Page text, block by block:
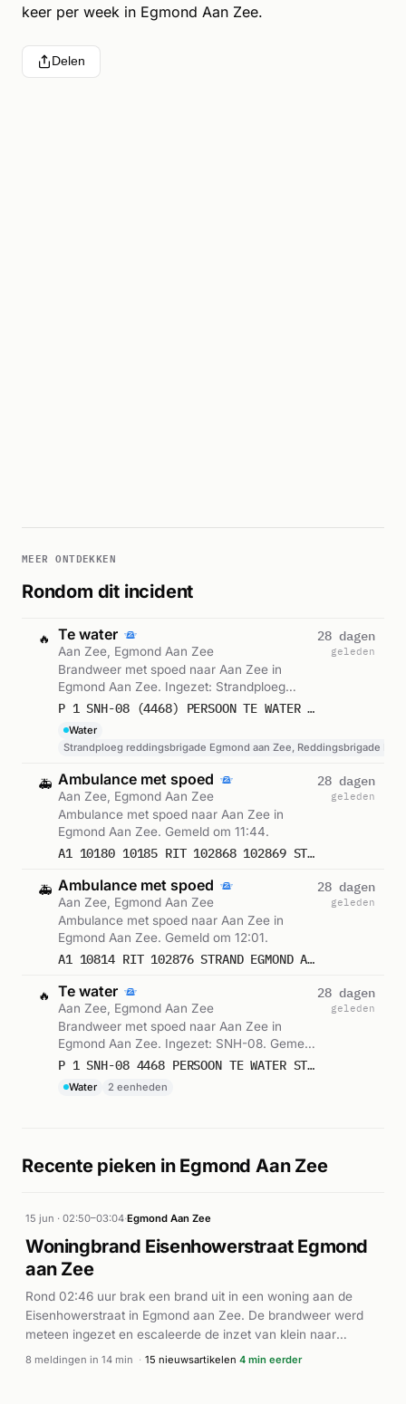
keer per week in Egmond Aan Zee.
Delen
MEER ONTDEKKEN
Rondom dit incident
🔥 Te water
Aan Zee, Egmond Aan Zee
Brandweer met spoed naar Aan Zee in
Egmond Aan Zee. Ingezet: Strandploeg
reddingsbrigade Egmond aan Zee,
reddingsbrigade Egmond aan Zee. Gemeld
om 11:43.
P 1 SNH-08 (4468) PERSOON TE WATER STRAND EGMOND AAN ZEE EGMOND AAN ZEE 362400 362410
Water
Strandploeg reddingsbrigade Egmond aan Zee, Reddingsbrigade
28 dagen
geleden
🚑 Ambulance met spoed
Aan Zee, Egmond Aan Zee
Ambulance met spoed naar Aan Zee in
Egmond Aan Zee. Gemeld om 11:44.
A1 10180 10185 RIT 102868 102869 STRAND EGMOND AAN ZEE EGMOND AAN ZEE
28 dagen
geleden
🚑 Ambulance met spoed
Aan Zee, Egmond Aan Zee
Ambulance met spoed naar Aan Zee in
Egmond Aan Zee. Gemeld om 12:01.
A1 10814 RIT 102876 STRAND EGMOND AAN ZEE EGMOND AAN ZEE
28 dagen
geleden
🔥 Te water
Aan Zee, Egmond Aan Zee
Brandweer met spoed naar Aan Zee in
Egmond Aan Zee. Ingezet: SNH-08. Gemeld
om 12:01.
P 1 SNH-08 4468 PERSOON TE WATER STRAND EGMOND AAN ZEE EGMOND AAN ZEE 362400 362410
Water 2 eenheden
28 dagen
geleden
Recente pieken in Egmond Aan Zee
15 jun · 02:50–03:04·Egmond Aan Zee
Woningbrand Eisenhowerstraat Egmond
aan Zee
Rond 02:46 uur brak een brand uit in een woning aan de
Eisenhowerstraat in Egmond aan Zee. De brandweer werd
meteen ingezet en escaleerde de inzet van klein naar
middel- en vervolgens grote brand, waarna ook ambulances
8 meldingen in 14 min · 15 nieuwsartikelen 4 min eerder